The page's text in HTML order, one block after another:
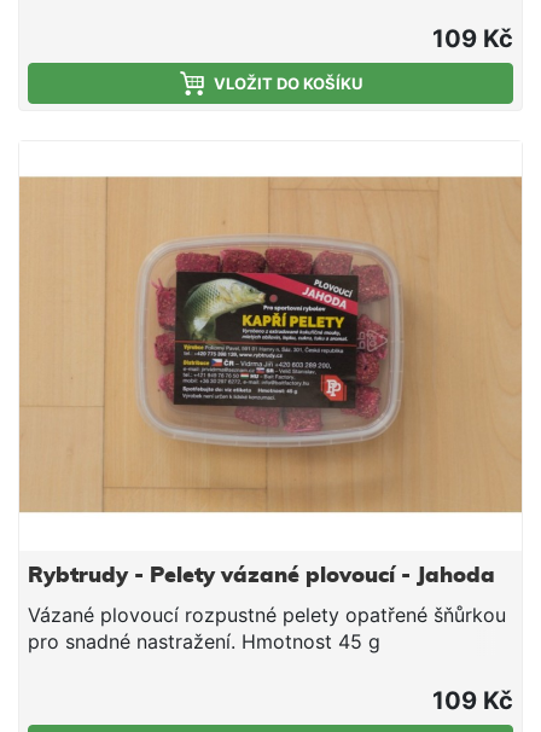
109 Kč
VLOŽIT DO KOŠÍKU
Rybtrudy - Pelety vázané plovoucí - Jahoda
Vázané plovoucí rozpustné pelety opatřené šňůrkou
pro snadné nastražení. Hmotnost 45 g
109 Kč